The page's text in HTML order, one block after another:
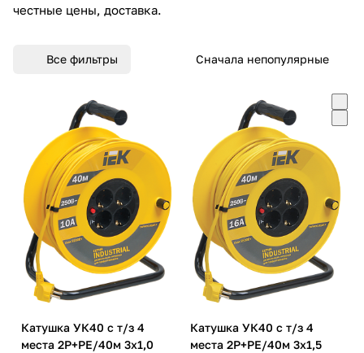
честные цены, доставка.
Все фильтры Сначала непопулярные
Катушка УК40 с т/з 4
места 2P+PE/40м 3х1,0
Катушка УК40 с т/з 4
места 2P+PE/40м 3х1,5